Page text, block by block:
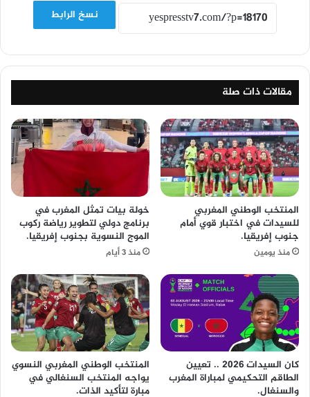
نسخ الرابط
مقالات ذات صلة
المنتخب الوطني المغربي
للسيدات في اختبار قوي أمام
جنوب إفريقيا.
منذ يومين
خولة بيات تمثل المغرب في
برنامج دولي لتطوير رياضة ركوب
الموج النسوية بجنوب إفريقيا.
منذ 3 أيام
كان السيدات 2026 .. تعيين
الطاقم التحكيمي لمباراة المغرب
والسنغال.
المنتخب الوطني المغربي النسوي
يواجه المنتخب السنغالي في
مبارة لتأكيد الذات.